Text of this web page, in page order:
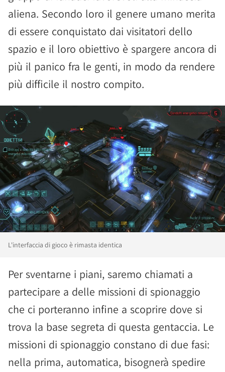
aliena. Secondo loro il genere umano merita
di essere conquistato dai visitatori dello
spazio e il loro obiettivo è spargere ancora di
più il panico fra le genti, in modo da rendere
più difficile il nostro compito.
L'interfaccia di gioco è rimasta identica
Per sventarne i piani, saremo chiamati a
partecipare a delle missioni di spionaggio
che ci porteranno infine a scoprire dove si
trova la base segreta di questa gentaccia. Le
missioni di spionaggio constano di due fasi:
nella prima, automatica, bisognerà spedire